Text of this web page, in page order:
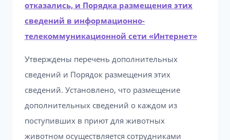
отказались, и Порядка размещения этих
сведений в информационно-
телекоммуникационной сети «Интернет»
Утверждены перечень дополнительных
сведений и Порядок размещения этих
сведений. Установлено, что размещение
дополнительных сведений о каждом из
поступивших в приют для животных
животном осуществляется сотрудниками